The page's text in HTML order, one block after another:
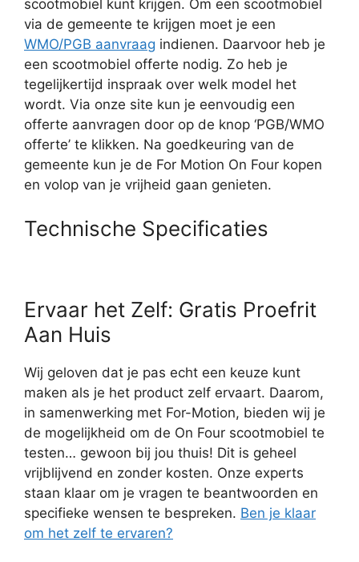
scootmobiel kunt krijgen. Om een scootmobiel
via de gemeente te krijgen moet je een
WMO/PGB aanvraag indienen. Daarvoor heb je
een scootmobiel offerte nodig. Zo heb je
tegelijkertijd inspraak over welk model het
wordt. Via onze site kun je eenvoudig een
offerte aanvragen door op de knop ‘PGB/WMO
offerte’ te klikken. Na goedkeuring van de
gemeente kun je de For Motion On Four kopen
en volop van je vrijheid gaan genieten.
Technische Specificaties
Ervaar het Zelf: Gratis Proefrit
Aan Huis
Wij geloven dat je pas echt een keuze kunt
maken als je het product zelf ervaart. Daarom,
in samenwerking met For-Motion, bieden wij je
de mogelijkheid om de On Four scootmobiel te
testen… gewoon bij jou thuis! Dit is geheel
vrijblijvend en zonder kosten. Onze experts
staan klaar om je vragen te beantwoorden en
specifieke wensen te bespreken. Ben je klaar
om het zelf te ervaren?